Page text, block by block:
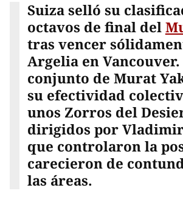
Suiza selló su
octavos de final del
tras vencer
Argelia en
conjunto de Murat
su efectividad
unos Zorros del
dirigidos por
que controlaron la
carecieron de
las áreas.